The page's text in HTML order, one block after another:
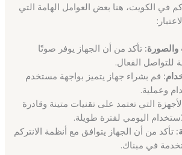
في الكويت، هنا بعض العوامل الهامة التي
تأكد من أن الجهاز يوفر صوتًا
الفعال.
قم بشراء جهاز يتميز بواجهة مستخدم
وعملية.
التي تعتمد على تقنيات متينة وقادرة
اليومي لفترة طويلة.
تأكد من أن الجهاز يتوافق مع أنظمة الانتركم
في مبناك.